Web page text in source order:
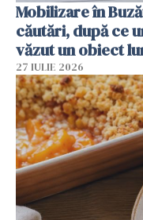
Mobilizare în
căutări, după ce
văzut un obiect
27 IULIE 2026